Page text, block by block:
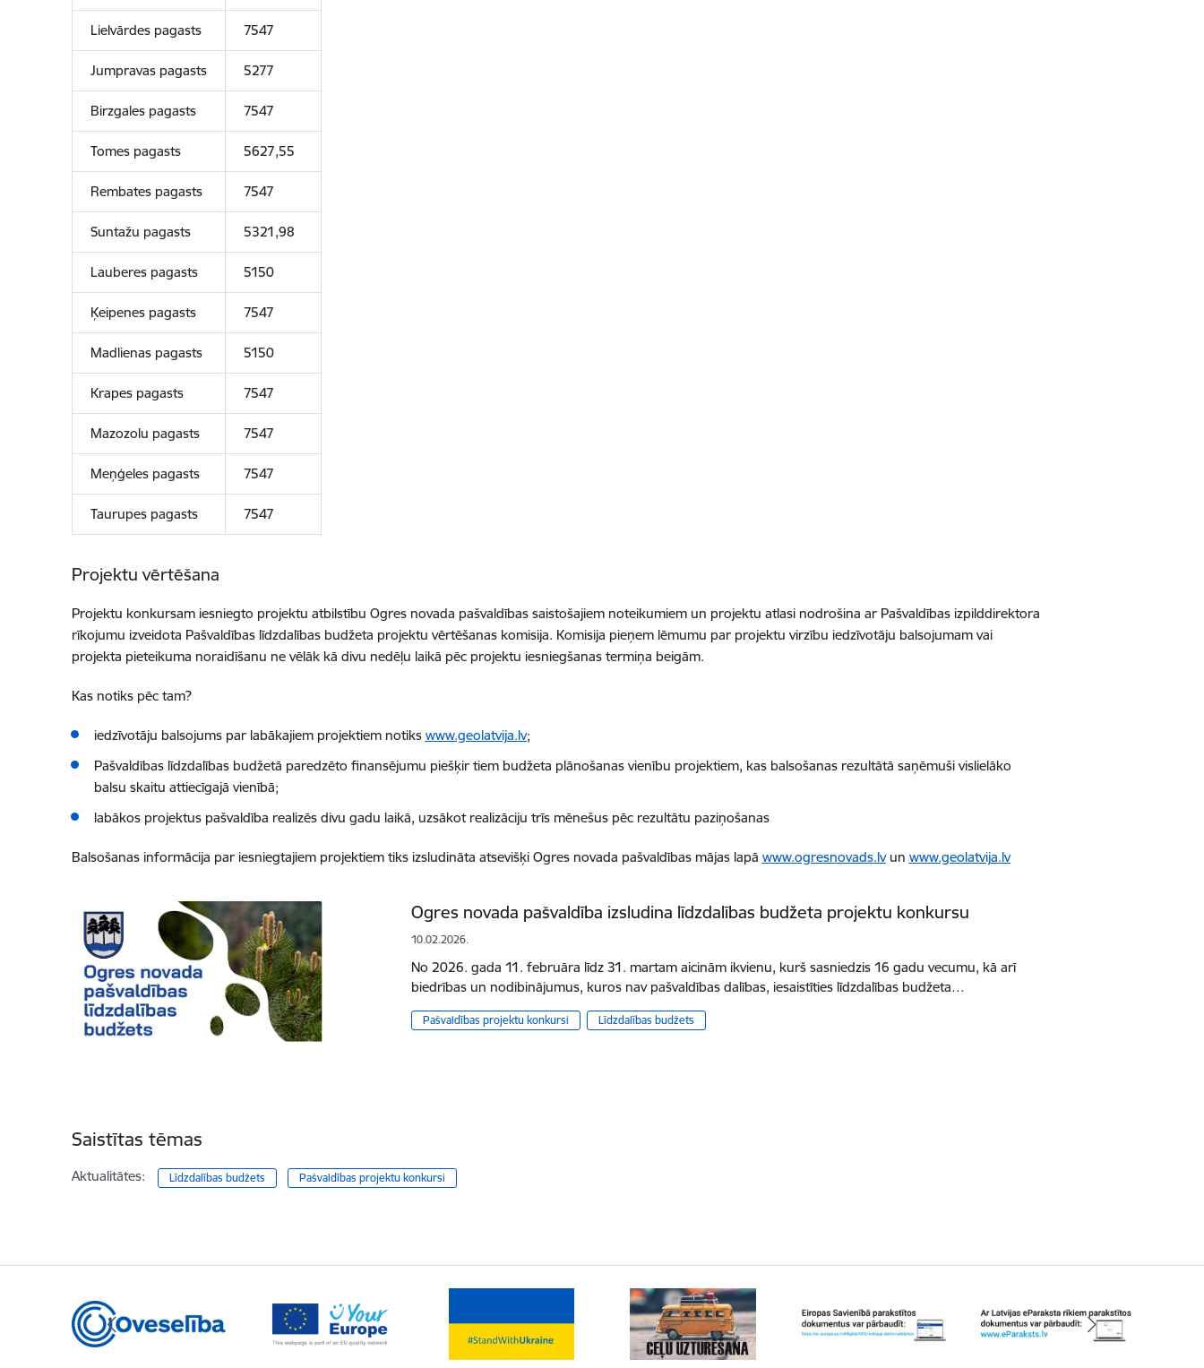
Lielvārdes pagasts 7547
Jumpravas pagasts 5277
Birzgales pagasts 7547
Tomes pagasts 5627,55
Rembates pagasts 7547
Suntažu pagasts 5321,98
Lauberes pagasts 5150
Ķeipenes pagasts 7547
Madlienas pagasts 5150
Krapes pagasts 7547
Mazozolu pagasts 7547
Meņģeles pagasts 7547
Taurupes pagasts 7547
Projektu vērtēšana
Projektu konkursam iesniegto projektu atbilstību Ogres novada pašvaldības saistošajiem noteikumiem un projektu atlasi nodrošina ar Pašvaldības izpilddirektora
rīkojumu izveidota Pašvaldības līdzdalības budžeta projektu vērtēšanas komisija. Komisija pieņem lēmumu par projektu virzību iedzīvotāju balsojumam vai
projekta pieteikuma noraidīšanu ne vēlāk kā divu nedēļu laikā pēc projektu iesniegšanas termiņa beigām.
Kas notiks pēc tam?
iedzīvotāju balsojums par labākajiem projektiem notiks www.geolatvija.lv;
Pašvaldības līdzdalības budžetā paredzēto finansējumu piešķir tiem budžeta plānošanas vienību projektiem, kas balsošanas rezultātā saņēmuši vislielāko
balsu skaitu attiecīgajā vienībā;
labākos projektus pašvaldība realizēs divu gadu laikā, uzsākot realizāciju trīs mēnešus pēc rezultātu paziņošanas
Balsošanas informācija par iesniegtajiem projektiem tiks izsludināta atsevišķi Ogres novada pašvaldības mājas lapā www.ogresnovads.lvun www.geolatvija.lv
Ogres novada pašvaldība izsludina līdzdalības budžeta projektu konkursu
10.02.2026.
No 2026. gada 11. februāra līdz 31. martam aicinām ikvienu, kurš sasniedzis 16 gadu vecumu, kā arī
biedrības un nodibinājumus, kuros nav pašvaldības dalības, iesaistīties līdzdalības budžeta…
Pašvaldības projektu konkursi Līdzdalības budžets
Saistītas tēmas
Aktualitātes: Līdzdalības budžets Pašvaldības projektu konkursi